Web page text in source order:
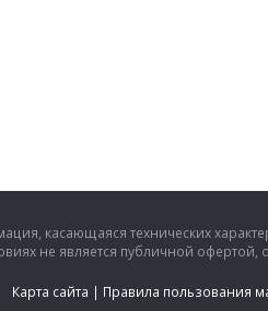
касающаяся технических
не является публичной
Карта сайта | Правила пользования